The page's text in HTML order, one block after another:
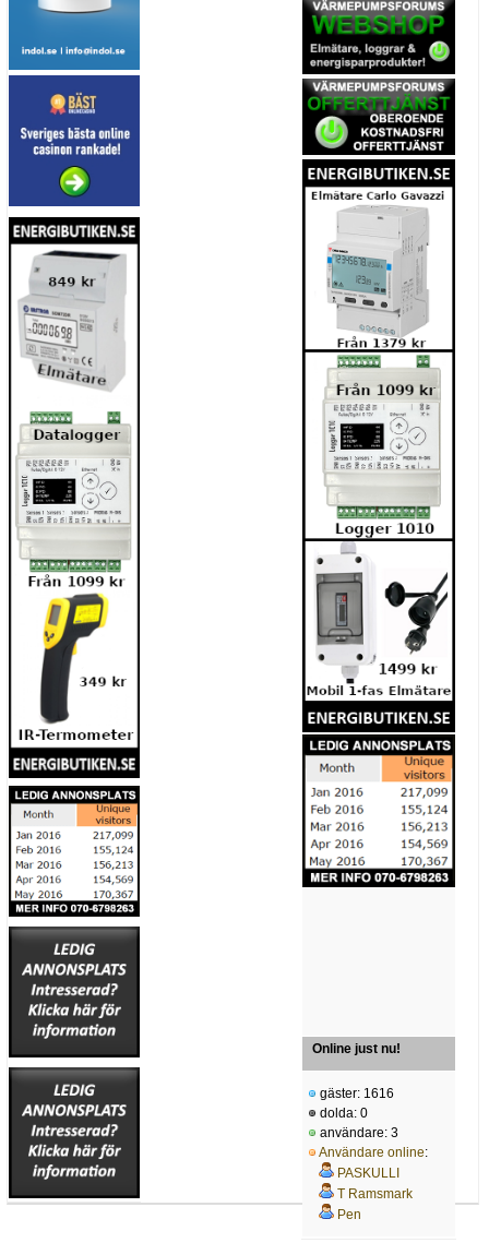
Online just nu!
gäster: 1616
dolda: 0
användare: 3
Användare online:
PASKULLI
T Ramsmark
Pen